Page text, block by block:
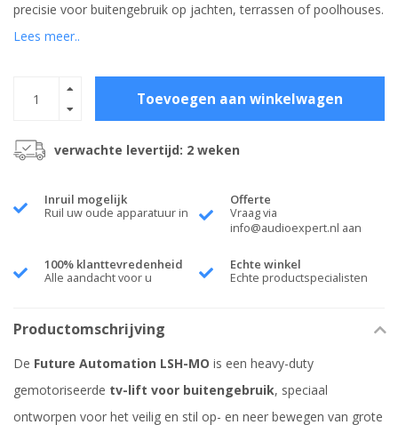
precisie voor buitengebruik op jachten, terrassen of poolhouses.
Lees meer..
Toevoegen aan winkelwagen
verwachte levertijd: 2 weken
Inruil mogelijk
Ruil uw oude apparatuur in
Offerte
Vraag via
info@audioexpert.nl aan
100% klanttevredenheid
Alle aandacht voor u
Echte winkel
Echte productspecialisten
Productomschrijving
De Future Automation LSH-MO is een heavy-duty
gemotoriseerde tv-lift voor buitengebruik, speciaal
ontworpen voor het veilig en stil op- en neer bewegen van grote